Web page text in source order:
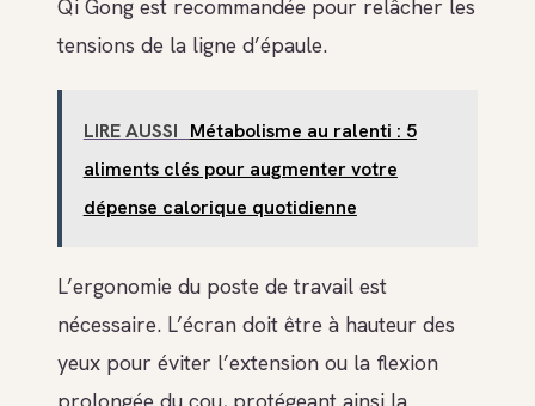
Qi Gong est recommandée pour relâcher les
tensions de la ligne d’épaule.
LIRE AUSSI Métabolisme au ralenti : 5
aliments clés pour augmenter votre
dépense calorique quotidienne
L’ergonomie du poste de travail est
nécessaire. L’écran doit être à hauteur des
yeux pour éviter l’extension ou la flexion